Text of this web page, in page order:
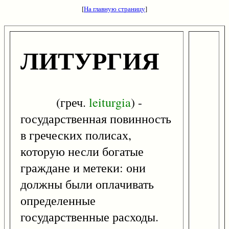
[На главную страницу]
ЛИТУРГИЯ
(греч. leiturgia) -
государственная повинность
в греческих полисах,
которую несли богатые
граждане и метеки: они
должны были оплачивать
определенные
государственные расходы.